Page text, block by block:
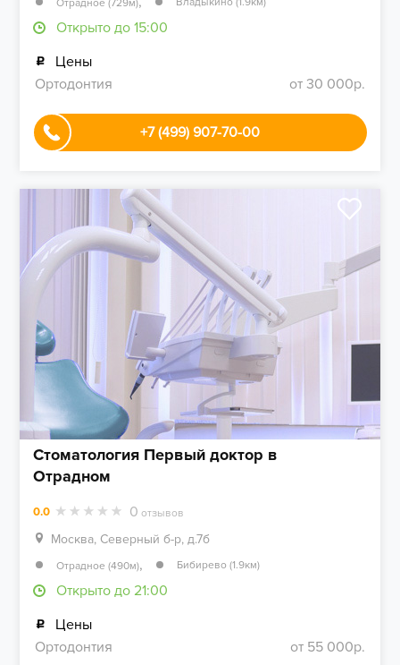
Отрадное (729м)
Открыто до 15:00
Цены
Ортодонтия
от 30 000р.
+7 (499) 907-70-00
Стоматология Первый доктор в
Отрадном
0.0 0 отзывов
Москва, Северный б-р, д.7б
Отрадное (490м), Бибирево (1.9км)
Открыто до 21:00
Цены
Ортодонтия
от 55 000р.